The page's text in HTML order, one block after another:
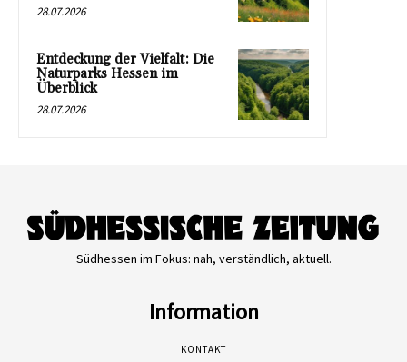
28.07.2026
Entdeckung der Vielfalt: Die
Naturparks Hessen im
Überblick
28.07.2026
Südhessen im Fokus: nah, verständlich, aktuell.
Information
KONTAKT